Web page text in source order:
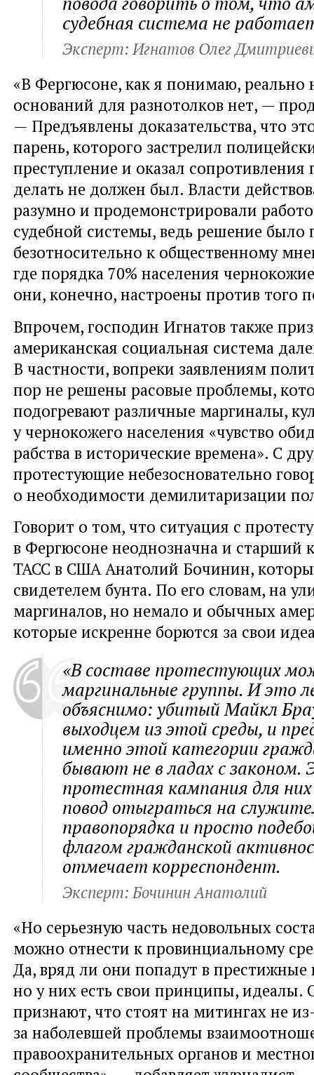
судебная система не
Эксперт: Игнатов Олег
«В Фергюсоне, как я понимаю, реально
оснований для разнотолков нет, —
— Предъявлены доказательства, что
парень, которого застрелил
преступление и оказал сопротивления
делать не должен был. Власти
разумно и продемонстрировали
судебной системы, ведь решение было
безотносительно к общественному
где порядка 70% населения
они, конечно, настроены против того
Впрочем, господин Игнатов также
американская социальная система
В частности, вопреки заявлениям
пор не решены расовые проблемы,
подогревают различные маргиналы,
у чернокожего населения «чувство
рабства в исторические времена». С
протестующие небезосновательно
о необходимости демилитаризации
Говорит о том, что ситуация с
в Фергюсоне неоднозначна и старший
ТАСС в США Анатолий Бочинин,
свидетелем бунта. По его словам, на
маргиналов, но немало и обычных
которые искренне борются за свои
«В составе протестующих
маргинальные группы. И это
объяснимо: убитый Майкл
выходцем из этой среды, и
именно этой категории
бывают не в ладах с законом.
протестная кампания для
повод отыграться на
правопорядка и просто
флагом гражданской
отмечает корреспондент.
Эксперт: Бочинин Анатолий
«Но серьезную часть недовольных
можно отнести к провинциальному
Да, вряд ли они попадут в престижные
но у них есть свои принципы, идеалы.
признают, что стоят на митингах не
за наболевшей проблемы
правоохранительных органов и